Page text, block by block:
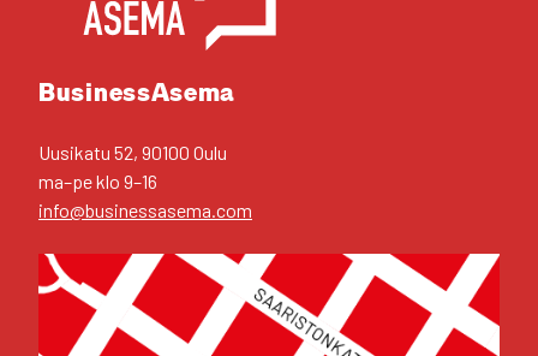
Business­Asema
Uusi­ka­tu 52, 90100 Oulu
ma–pe klo 9–16
info@businessasema.com